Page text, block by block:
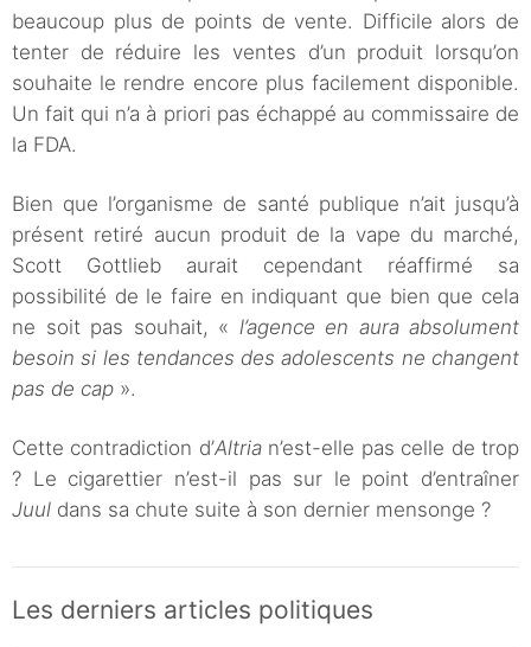
beaucoup plus de points de vente. Difficile alors de
tenter de réduire les ventes d’un produit lorsqu’on
souhaite le rendre encore plus facilement disponible.
Un fait qui n’a à priori pas échappé au commissaire de
la FDA.
Bien que l’organisme de santé publique n’ait jusqu’à
présent retiré aucun produit de la vape du marché,
Scott Gottlieb aurait cependant réaffirmé sa
possibilité de le faire en indiquant que bien que cela
ne soit pas souhait, « l’agence en aura absolument
besoin si les tendances des adolescents ne changent
pas de cap ».
Cette contradiction d’Altrian’est-elle pas celle de trop
? Le cigarettier n’est-il pas sur le point d’entraîner
Juul dans sa chute suite à son dernier mensonge ?
Les derniers articles politiques